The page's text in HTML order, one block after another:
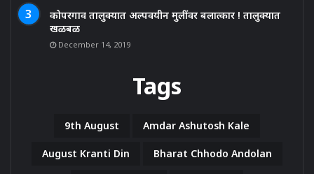
कोपरगाव तालुक्यात अल्पवयीन मुलींवर बलात्कार ! तालुक्यात
खळबळ
December 14, 2019
Tags
9th August Amdar Ashutosh Kale
August Kranti Din Bharat Chhodo Andolan